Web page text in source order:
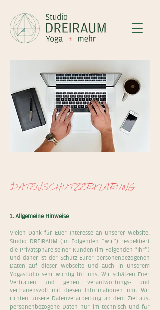
DATENSCHUTZERKLARUNG
1. Allgemeine Hinweise
Vielen Dank für Euer Interesse an unserer Website.
Studio DREIRAUM (im Folgenden “wir”) respektiert
die Privatsphäre seiner Kunden (im Folgenden “Ihr”)
und daher ist der Schutz Eurer personenbezogenen
Daten auf dieser Webseite und auch in unserem
Yogastudio sehr wichtig für uns. Wir schätzen Euer
Vertrauen und gehen verantwortungs- und
vertrauensvoll mit diesen Informationen um. Wir
richten unsere Datenverarbeitung an dem Ziel aus,
personenbezogene Daten nur im technisch und für